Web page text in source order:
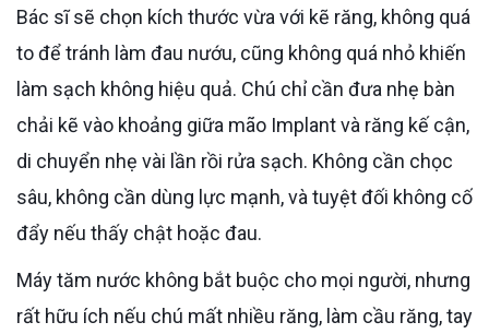
Bác sĩ sẽ chọn kích thước vừa với kẽ răng, không quá
to để tránh làm đau nướu, cũng không quá nhỏ khiến
làm sạch không hiệu quả. Chú chỉ cần đưa nhẹ bàn
chải kẽ vào khoảng giữa mão Implant và răng kế cận,
di chuyển nhẹ vài lần rồi rửa sạch. Không cần chọc
sâu, không cần dùng lực mạnh, và tuyệt đối không cố
đẩy nếu thấy chật hoặc đau.
Máy tăm nước không bắt buộc cho mọi người, nhưng
rất hữu ích nếu chú mất nhiều răng, làm cầu răng, tay